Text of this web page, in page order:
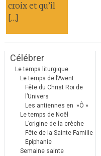
croix et qu’il
[…]
Célébrer
Le temps liturgique
Le temps de l’Avent
Fête du Christ Roi de
l’Univers
Les antiennes en »Ô »
Le temps de Noël
L’origine de la crèche
Fête de la Sainte Famille
Epiphanie
Semaine sainte